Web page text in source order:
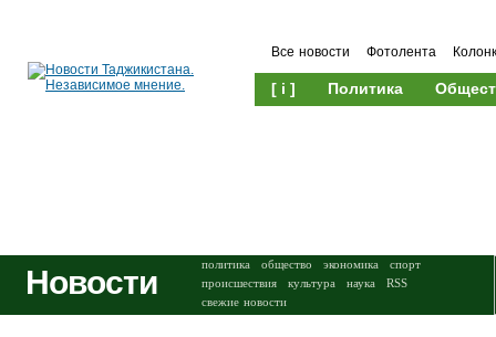
Все новости Фотолента
[ i ] Политика
Новости политика общество экономика
спорт
происшествия
культура наука
RSS
свежие новости